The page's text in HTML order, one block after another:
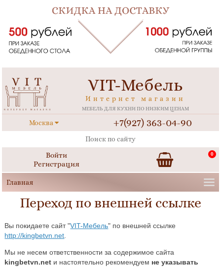
VIT-Мебель
Интернет магазин
МЕБЕЛЬ ДЛЯ КУХНИ ПО НИЗКИМ ЦЕНАМ
Москва +7(927) 363-04-90
Войти
Регистрация
0
Переход по внешней ссылке
Вы покидаете сайт "VIT-Мебель" по внешней ссылке
http://kingbetvn.net
Мы не несем ответственности за содержимое сайта
kingbetvn.net и настоятельно рекомендуем не указывать